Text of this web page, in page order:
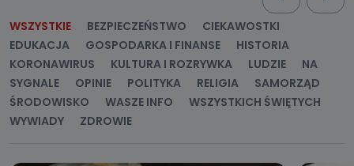
WSZYSTKIE BEZPIECZEŃSTWO
CIEKAWOSTKI
EDUKACJA
GOSPODARKA I FINANSE
HISTORIA
KORONAWIRUS
KULTURA I ROZRYWKA LUDZIE
NA
SYGNALE
OPINIE POLITYKA RELIGIA
SAMORZĄD
ŚRODOWISKO
WASZE INFO
WSZYSTKICH ŚWIĘTYCH
WYWIADY
ZDROWIE